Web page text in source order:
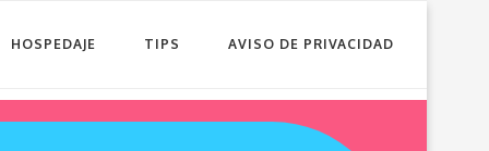
HOSPEDAJE TIPS AVISO DE PRIVACIDAD